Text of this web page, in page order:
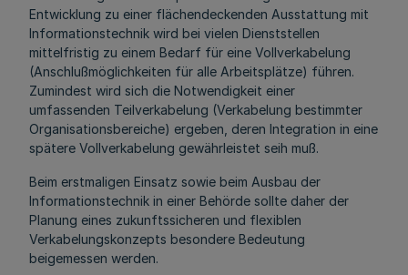
Entwicklung zu einer flächendeckenden Ausstattung mit
Informationstechnik wird bei vielen Dienststellen
mittelfristig zu einem Bedarf für eine Vollverkabelung
(Anschlußmöglichkeiten für alle Arbeitsplätze) führen.
Zumindest wird sich die Notwendigkeit einer
umfassenden Teilverkabelung (Verkabelung bestimmter
Organisationsbereiche) ergeben, deren Integration in eine
spätere Vollverkabelung gewährleistet seih muß.
Beim erstmaligen Einsatz sowie beim Ausbau der
Informationstechnik in einer Behörde sollte daher der
Planung eines zukunftssicheren und flexiblen
Verkabelungskonzepts besondere Bedeutung
beigemessen werden.